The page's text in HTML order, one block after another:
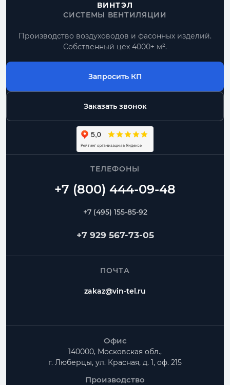
ВИНТЭЛ
СИСТЕМЫ ВЕНТИЛЯЦИИ
Производство воздуховодов и фасонных изделий.
Собственный цех 4000+ м².
Запросить КП
Заказать звонок
ТЕЛЕФОНЫ
+7 (495) 155-85-92
+7 929 567-73-05
ПОЧТА
zakaz@vin-tel.ru
Офис
140000, Московская обл.,
г. Люберцы, ул. Красная, д. 1, оф. 215
Производство